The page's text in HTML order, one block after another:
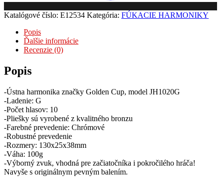
Katalógové číslo: E12534 Kategória: FÚKACIE HARMONIKY
Popis
Ďalšie informácie
Recenzie (0)
Popis
-Ústna harmonika značky Golden Cup, model JH1020G
-Ladenie: G
-Počet hlasov: 10
-Pliešky sú vyrobené z kvalitného bronzu
-Farebné prevedenie: Chrómové
-Robustné prevedenie
-Rozmery: 130x25x38mm
-Váha: 100g
-Výborný zvuk, vhodná pre začiatočníka i pokročilého hráča!
Navyše s originálnym pevným balením.